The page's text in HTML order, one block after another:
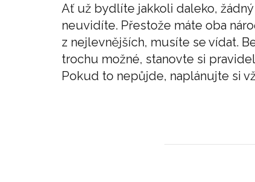
Ať už bydlíte jakkoli daleko,
neuvidíte. Přestože máte oba
z nejlevnějších, musíte se vídat.
trochu možné, stanovte si
Pokud to nepůjde, naplánujte si